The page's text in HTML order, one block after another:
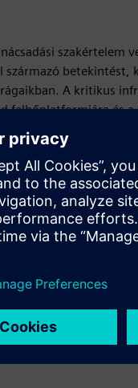
szakértelem
betekintést,
A kritikus
felhőplatformjára és
az
kínálnak